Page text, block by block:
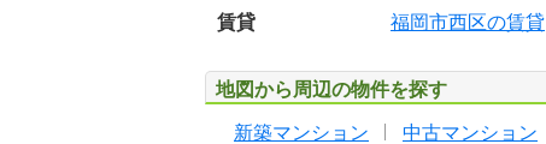
賃貸
福岡市西区の賃貸
地図から周辺の物件を探す
新築マンション 中古マンション